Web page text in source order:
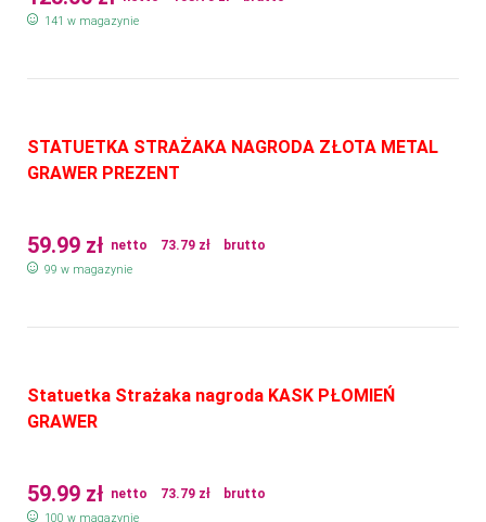
141 w magazynie
STATUETKA STRAŻAKA NAGRODA ZŁOTA METAL
GRAWER PREZENT
59.99 zł netto 73.79 zł brutto
99 w magazynie
Statuetka Strażaka nagroda KASK PŁOMIEŃ
GRAWER
59.99 zł netto 73.79 zł brutto
100 w magazynie